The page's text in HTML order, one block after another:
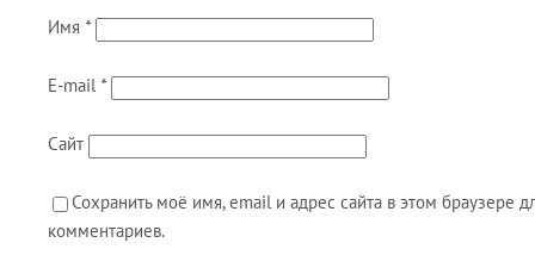
Имя *
E-mail *
Сайт
Сохранить моё имя, email и адрес сайта в этом браузере
комментариев.